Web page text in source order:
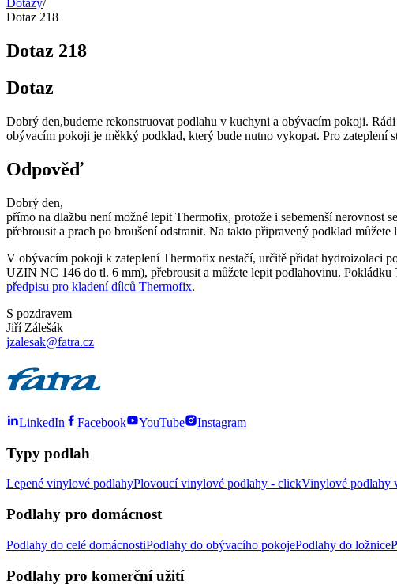
Dotazy/
Dotaz 218
Dotaz 218
Dotaz
Dobrý den,budeme rekonstruovat podlahu v kuchyni a obývacím pokoji.
obývacím pokoji je měkký podklad, který bude nutno vykopat. Pro zateplení
Odpověď
Dobrý den,
přímo na dlažbu není možné lepit Thermofix, protože i sebemenší nerovnost
přebrousit a prach po broušení odstranit. Na takto připravený podklad
V obývacím pokoji k zateplení Thermofix nestačí, určitě přidat hydroizolaci
UZIN NC 146 do tl. 6 mm), přebrousit a můžete lepit podlahovinu.
předpisu pro kladení dílců Thermofix.
S pozdravem
Jiří Zálešák
jzalesak@fatra.cz
LinkedIn Facebook YouTube Instagram
Typy podlah
Lepené vinylové podlahyPlovoucí vinylové podlahy - clickVinylové podlahy
Podlahy pro domácnost
Podlahy do celé domácnostiPodlahy do obývacího pokojePodlahy do ložnice
Podlahy pro komerční užití